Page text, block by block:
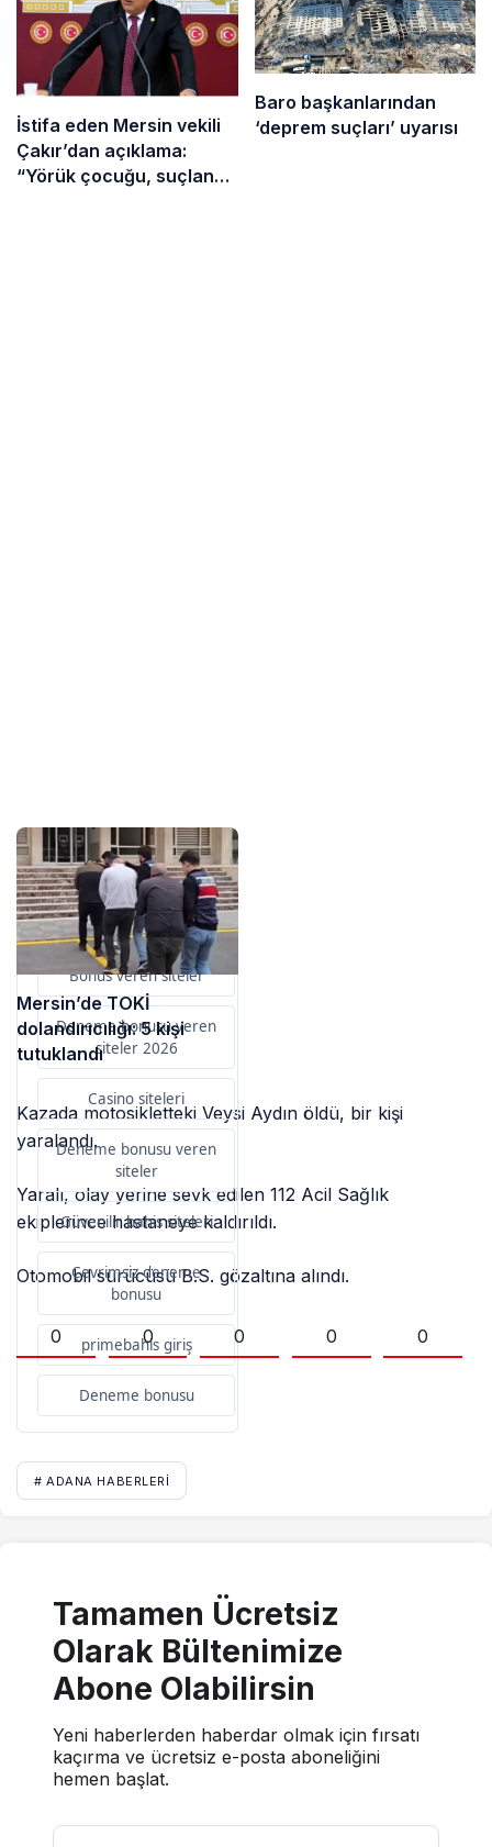
İstifa eden Mersin vekili
Çakır’dan açıklama:
“Yörük çocuğu, suçlanan
Sponsorlarımız
Bu içerik destekçileri
primebahis resmi giris
Bonus veren siteler
Deneme bonusu veren
siteler 2026
Casino siteleri
Deneme bonusu veren
siteler
Güvenilir bahis siteleri
Çevrimsiz deneme
bonusu
primebahis giriş
Deneme bonusu
Baro başkanlarından
‘deprem suçları’ uyarısı
Mersin’de TOKİ
dolandırıcılığı: 5 kişi
tutuklandı
Kazada motosikletteki Veysi Aydın öldü, bir kişi
yaralandı.
Yaralı, olay yerine sevk edilen 112 Acil Sağlık
ekiplerince hastaneye kaldırıldı.
Otomobil sürücüsü B.S. gözaltına alındı.
0 0 0 0 0
# ADANA HABERLERI
Tamamen Ücretsiz
Olarak Bültenimize
Abone Olabilirsin
Yeni haberlerden haberdar olmak için fırsatı
kaçırma ve ücretsiz e-posta aboneliğini
hemen başlat.